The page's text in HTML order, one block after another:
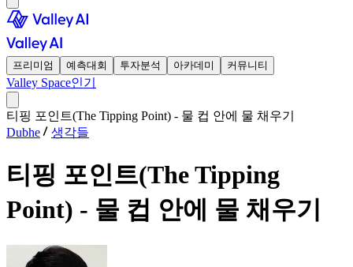
프리미엄 예측대회 투자분석 아카데미 커뮤니티
Valley Space인기
티핑 포인트(The Tipping Point) - 물 컵 안에 물 채우기
Dubhe
생각들
티핑 포인트(The Tipping
Point) - 물 컵 안에 물 채우기